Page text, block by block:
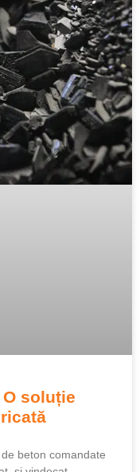
soluție
beton comandate